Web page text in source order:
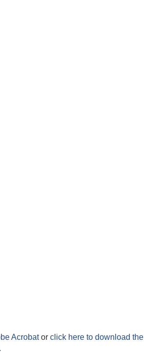
Acrobator click here to download